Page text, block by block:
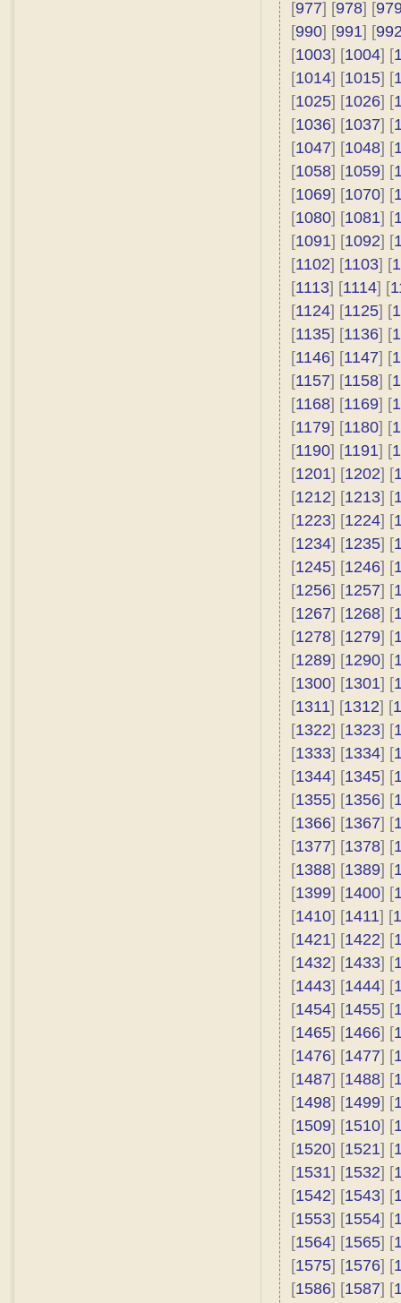
[977] [978] [
[990] [991] [
[1003] [1004] [
[1014] [1015] [
[1025] [1026] [
[1036] [1037] [
[1047] [1048] [
[1058] [1059] [
[1069] [1070] [
[1080] [1081] [
[1091] [1092] [
[1102] [1103] [
[1113] [1114] [
[1124] [1125] [
[1135] [1136] [
[1146] [1147] [
[1157] [1158] [
[1168] [1169] [
[1179] [1180] [
[1190] [1191] [
[1201] [1202] [
[1212] [1213] [
[1223] [1224] [
[1234] [1235] [
[1245] [1246] [
[1256] [1257] [
[1267] [1268] [
[1278] [1279] [
[1289] [1290] [
[1300] [1301] [
[1311] [1312] [
[1322] [1323] [
[1333] [1334] [
[1344] [1345] [
[1355] [1356] [
[1366] [1367] [
[1377] [1378] [
[1388] [1389] [
[1399] [1400] [
[1410] [1411] [
[1421] [1422] [
[1432] [1433] [
[1443] [1444] [
[1454] [1455] [
[1465] [1466] [
[1476] [1477] [
[1487] [1488] [
[1498] [1499] [
[1509] [1510] [
[1520] [1521] [
[1531] [1532] [
[1542] [1543] [
[1553] [1554] [
[1564] [1565] [
[1575] [1576] [
[1586] [1587] [